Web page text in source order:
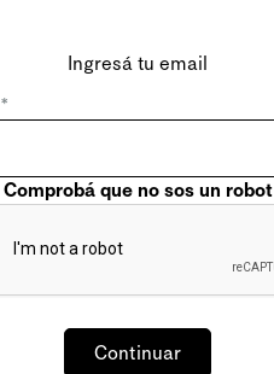
Ingresá tu email
*
Comprobá que no sos un robot